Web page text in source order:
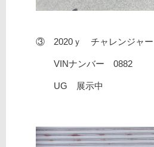
③ 2020ｙ チャレンジャ
VINナンバー 0882
UG 展示中